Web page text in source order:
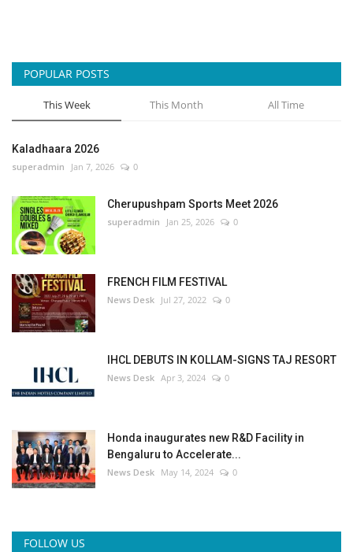
POPULAR POSTS
This Week This Month All Time
Kaladhaara 2026
superadmin Jan 7, 2026 0
Cherupushpam Sports Meet 2026
superadmin Jan 25, 2026 0
FRENCH FILM FESTIVAL
News Desk Jul 27, 2022 0
IHCL DEBUTS IN KOLLAM-SIGNS TAJ RESORT
News Desk Apr 3, 2024 0
Honda inaugurates new R&D Facility in
Bengaluru to Accelerate...
News Desk May 14, 2024 0
FOLLOW US